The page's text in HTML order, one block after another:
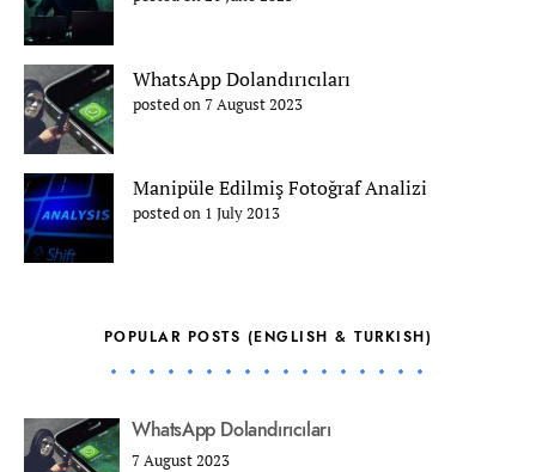
WhatsApp Dolandırıcıları
posted on 7 August 2023
Manipüle Edilmiş Fotoğraf Analizi
posted on 1 July 2013
POPULAR POSTS (ENGLISH & TURKISH)
WhatsApp Dolandırıcıları
7 August 2023